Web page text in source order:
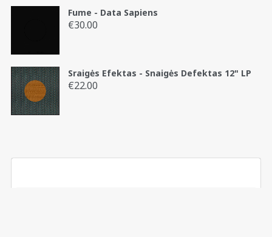
€45.00
Fume - Data Sapiens
€30.00
Sraigės Efektas - Snaigės Defektas 12" LP
€22.00